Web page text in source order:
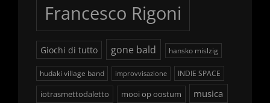
Francesco Rigoni
Giochi di tutto gone bald hansko mislzig
hudaki village band improvvisazione INDIE SPACE
iotrasmettodaletto mooi op oostum musica